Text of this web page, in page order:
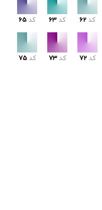
کد 62 کد 63 کد 65
کد 72 کد 73 کد 75